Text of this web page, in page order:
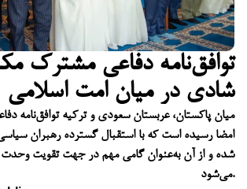
توافق‌نامه دفاعی مشترک
شادی در میان امت اسلامی
میان پاکستان، عربستان سعودی و ترکیه توافق‌نامه
امضا رسیده است که با استقبال گسترده رهبران
شده و از آن به‌عنوان گامی مهم در جهت تقویت وحدت
می‌شود.